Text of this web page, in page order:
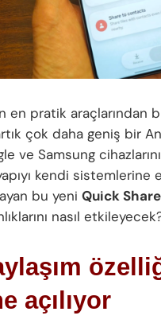
en pratik araçlarından
çok daha geniş bir
ve Samsung
kendi sistemlerine
bu yeni Quick
nasıl
açılıyor